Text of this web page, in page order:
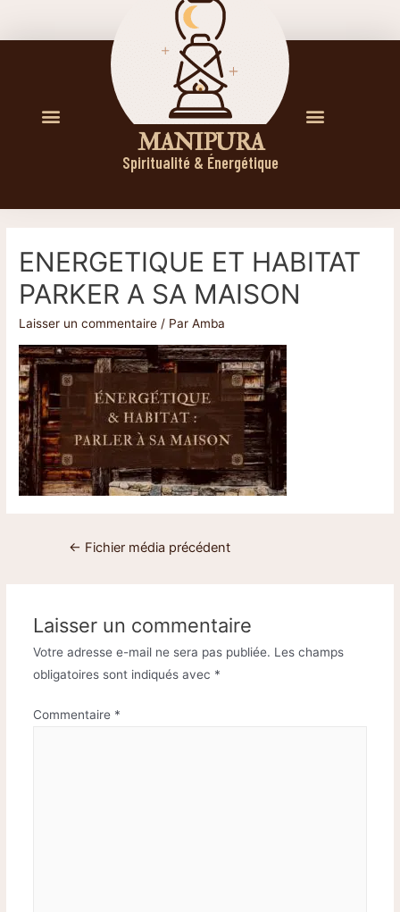
M A N I P U R A
Spiritualité & Énergétique
ENERGETIQUE ET HABITAT
PARKER A SA MAISON
Laisser un commentaire / ParAmba
← Fichier média précédent
Laisser un commentaire
Votre adresse e-mail ne sera pas publiée. Les champs
obligatoires sont indiqués avec *
Commentaire *